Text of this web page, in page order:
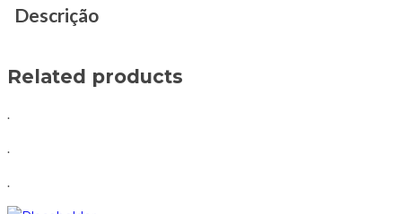
Descrição
Related products
.
.
.